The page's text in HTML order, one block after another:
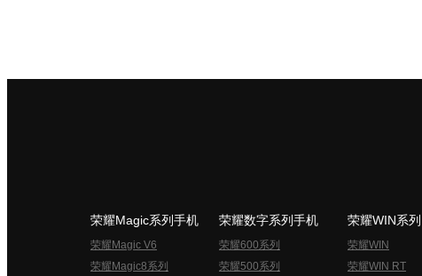
荣耀Magic系列手机
荣耀Magic V6
荣耀Magic8系列
荣耀数字系列手机
荣耀600系列
荣耀500系列
荣耀WIN系列
荣耀WIN
荣耀WIN RT